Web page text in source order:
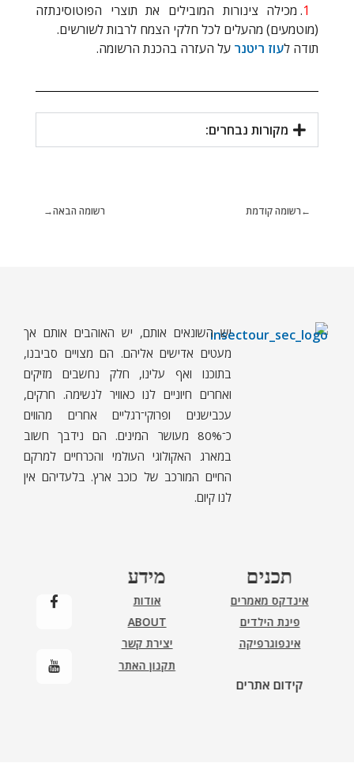
1. מכילה צינורות המובילים את תוצרי הפוטוסינתזה
(מוטמעים) מהעלים לכל חלקי הצמח לרבות לשורשים.
תודה לעוז ריטנר על העזרה בהכנת הרשומה.
מקורות נבחרים:
רשומה קודמת רשומה הבאה
ח
רקים - עולם קטן בגדול
חרקים, עכבישים ופרוקי רגליים בישראל. מאות מאמרים בנושאי טבע, אקולוגיה, ביולוגיה ויחסי אדם-חרקים. הפעלות ומשחקים לילדים,
יש השונאים אותם, יש האוהבים אותם אך
מעטים אדישים אליהם. הם מצויים סביבנו,
בתוכנו ואף עלינו, חלק נחשבים מזיקים
ואחרים חיוניים לנו כאוויר לנשימה. חרקים,
עכבישנים ופרוקי־רגליים אחרים מהווים
כ־80% מעושר המינים. הם נידבך חשוב
במארג האקולוגי העולמי והכרחיים למרקם
החיים המורכב של כוכב ארץ. בלעדיהם אין
לנו קיום.
תכנים
אינדקס מאמרים
פינת הילדים
אינפוגרפיקה
קידום אתרים
מידע
אודות
ABOUT
יצירת קשר
תקנון האתר